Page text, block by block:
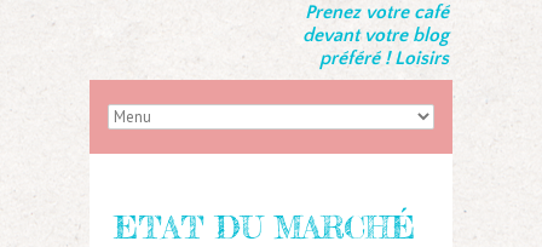
Prenez votre café
devant votre blog
préféré ! Loisirs
ETAT DU MARCHÉ